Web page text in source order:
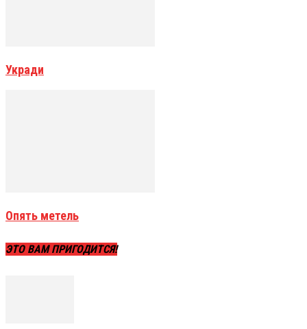
Укради
Опять метель
ЭТО ВАМ ПРИГОДИТСЯ!